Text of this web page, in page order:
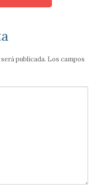
publicada. Los campos